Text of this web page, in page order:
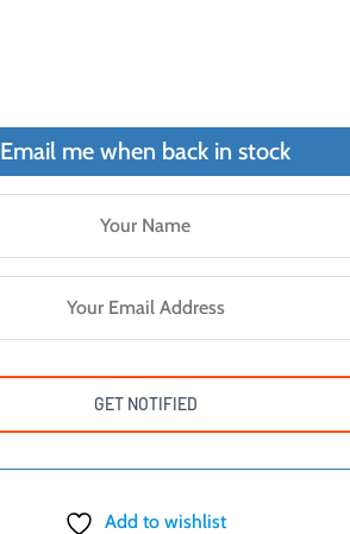
Email me when back in stock
Add to wishlist